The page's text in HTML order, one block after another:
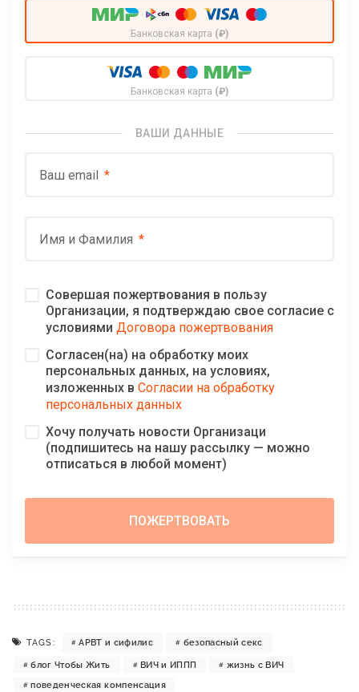
Банковская карта (₽)
Банковская карта (₽)
ВАШИ ДАННЫЕ
Ваш email
Имя и Фамилия
Совершая пожертвования в пользу
Организации, я подтверждаю свое согласие с
условиями Договора пожертвования
Согласен(на) на обработку моих
персональных данных, на условиях,
изложенных в Согласии на обработку
персональных данных
Хочу получать новости Организаци
(подпишитесь на нашу рассылку — можно
отписаться в любой момент)
TAGS: АРВТ и сифилис безопасный секс
блог Чтобы Жить ВИЧ и ИППП
жизнь с ВИЧ
поведенческая компенсация